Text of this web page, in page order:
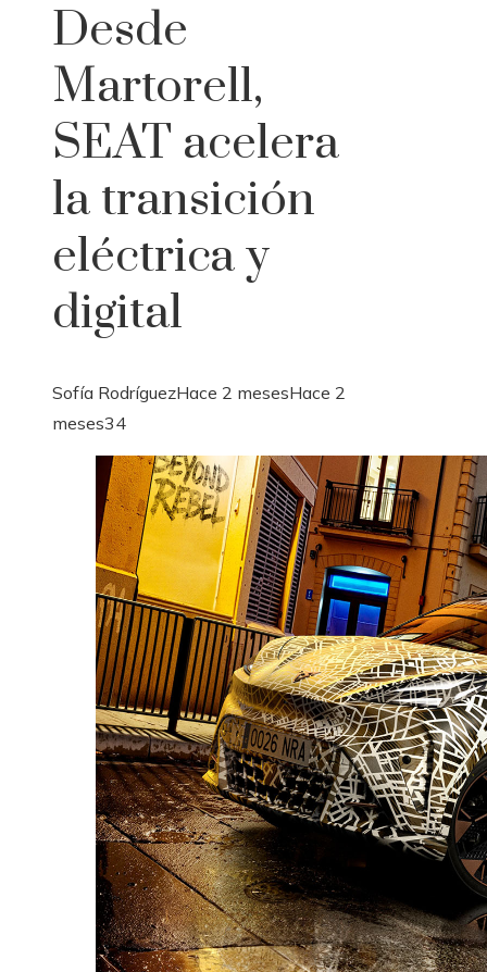
Desde
Martorell,
SEAT acelera
la transición
eléctrica y
digital
Sofía RodríguezHace 2 mesesHace 2
meses34